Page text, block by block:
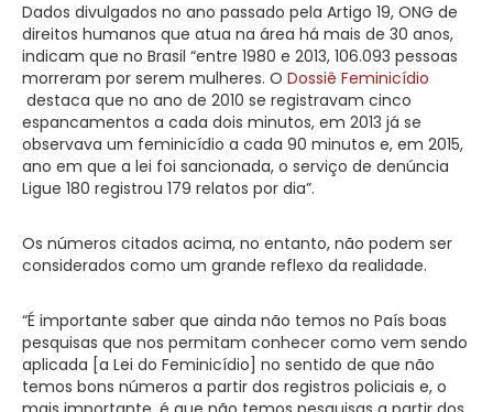
Dados divulgados no ano passado pela Artigo 19, ONG de
direitos humanos que atua na área há mais de 30 anos,
indicam que no Brasil “entre 1980 e 2013, 106.093 pessoas
morreram por serem mulheres. O Dossiê Feminicídio
destaca que no ano de 2010 se registravam cinco
espancamentos a cada dois minutos, em 2013 já se
observava um feminicídio a cada 90 minutos e, em 2015,
ano em que a lei foi sancionada, o serviço de denúncia
Ligue 180 registrou 179 relatos por dia”.
Os números citados acima, no entanto, não podem ser
considerados como um grande reflexo da realidade.
“É importante saber que ainda não temos no País boas
pesquisas que nos permitam conhecer como vem sendo
aplicada [a Lei do Feminicídio] no sentido de que não
temos bons números a partir dos registros policiais e, o